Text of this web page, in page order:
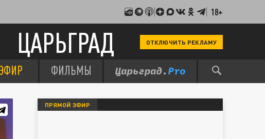
18+
ЦАРЬГРАД ОТКЛЮЧИТЬ РЕКЛАМУ
ФИЛЬМЫ
ПРЯМОЙ ЭФИР